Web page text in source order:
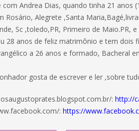
com Andrea Dias, quando tinha 21 anos
Rosário, Alegrete ,Santa
Sc ,toledo,PR, Primeiro de Maio.PR,
28 anos de feliz matrimônio e tem dois
a 26 anos e formado, Bacheral
gosta de escrever e ler ,sobre
:http://
:https://